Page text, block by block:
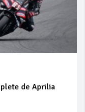
de Aprilia